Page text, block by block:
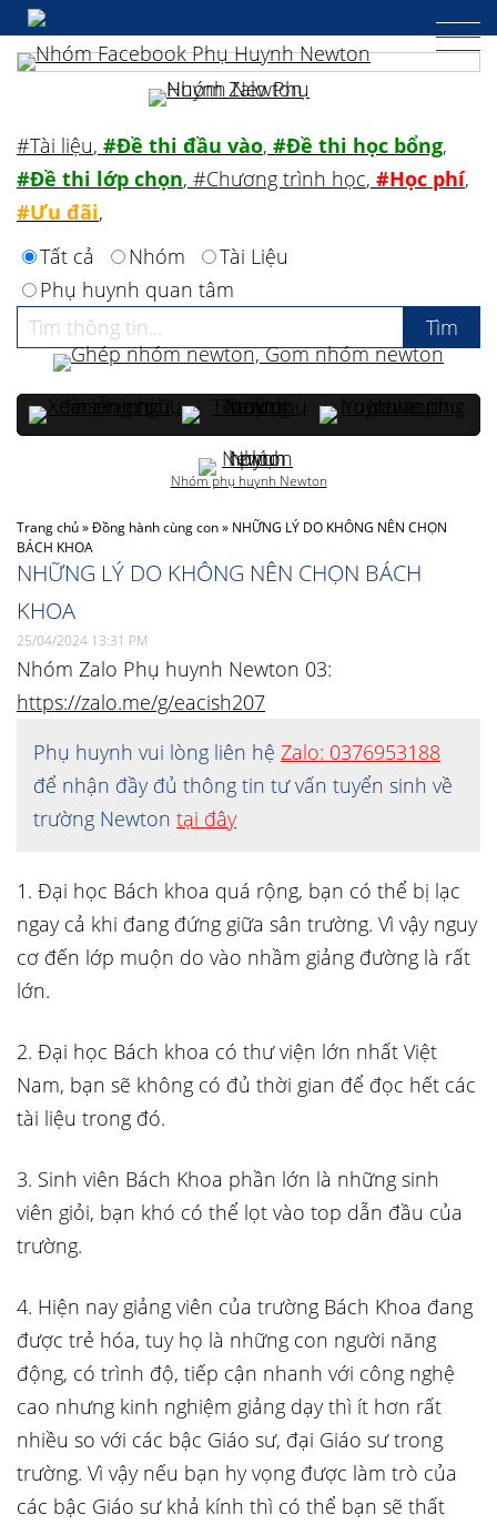
Trang chủ»Đồng hành cùng con» NHỮNG LÝ DO KHÔNG NÊN CHỌN
BÁCH KHOA
NHỮNG LÝ DO KHÔNG NÊN CHỌN BÁCH
KHOA
25/04/2024 13:31 PM
Nhóm Zalo Phụ huynh Newton 03:
https://zalo.me/g/eacish207
Phụ huynh vui lòng liên hệ Zalo: 0376953188
để nhận đầy đủ thông tin tư vấn tuyển sinh về
trường Newton tại đây
1. Đại học Bách khoa quá rộng, bạn có thể bị lạc
ngay cả khi đang đứng giữa sân trường. Vì vậy nguy
cơ đến lớp muộn do vào nhầm giảng đường là rất
lớn.
2. Đại học Bách khoa có thư viện lớn nhất Việt
Nam, bạn sẽ không có đủ thời gian để đọc hết các
tài liệu trong đó.
3. Sinh viên Bách Khoa phần lớn là những sinh
viên giỏi, bạn khó có thể lọt vào top dẫn đầu của
trường.
4. Hiện nay giảng viên của trường Bách Khoa đang
được trẻ hóa, tuy họ là những con người năng
động, có trình độ, tiếp cận nhanh với công nghệ
cao nhưng kinh nghiệm giảng dạy thì ít hơn rất
nhiều so với các bậc Giáo sư, đại Giáo sư trong
trường. Vì vậy nếu bạn hy vọng được làm trò của
các bậc Giáo sư khả kính thì có thể bạn sẽ thất
#Tài liệu, #Đề thi đầu vào, #Đề thi học bổng,
#Đề thi lớp chọn, #Chương trình học, #Học phí,
#Ưu đãi,
Tất cả
Nhóm
Tài Liệu
Phụ huynh quan tâm
Nhóm phụ huynh Newton